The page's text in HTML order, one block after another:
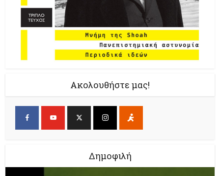
Ακολουθήστε μας!
Δημοφιλή